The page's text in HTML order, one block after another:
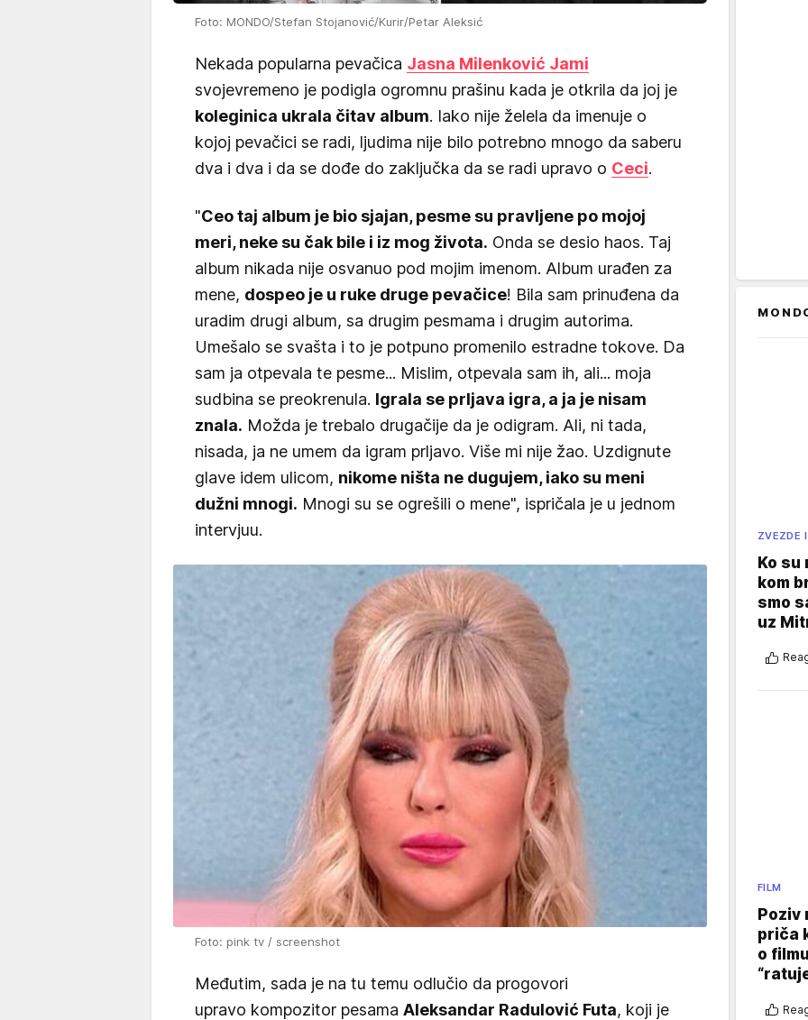
Foto: MONDO/Stefan Stojanović/Kurir/Petar Aleksić
Nekada popularna pevačica Jasna Milenković Jami
svojevremeno je podigla ogromnu prašinu kada je otkrila da joj je
koleginica ukrala čitav album. Iako nije želela da imenuje o
kojoj pevačici se radi, ljudima nije bilo potrebno mnogo da saberu
dva i dva i da se dođe do zaključka da se radi upravo o Ceci.
"Ceo taj album je bio sjajan, pesme su pravljene po mojoj
meri, neke su čak bile i iz mog života. Onda se desio haos. Taj
album nikada nije osvanuo pod mojim imenom. Album urađen za
mene, dospeo je u ruke druge pevačice! Bila sam prinuđena da
uradim drugi album, sa drugim pesmama i drugim autorima.
Umešalo se svašta i to je potpuno promenilo estradne tokove. Da
sam ja otpevala te pesme... Mislim, otpevala sam ih, ali... moja
sudbina se preokrenula. Igrala se prljava igra, a ja je nisam
znala. Možda je trebalo drugačije da je odigram. Ali, ni tada,
nisada, ja ne umem da igram prljavo. Više mi nije žao. Uzdignute
glave idem ulicom, nikome ništa ne dugujem, iako su meni
dužni mnogi. Mnogi su se ogrešili o mene", ispričala je u jednom
intervjuu.
Foto: pink tv / screenshot
Međutim, sada je na tu temu odlučio da progovori
upravo kompozitor pesama Aleksandar Radulović Futa, koji je
ZVEZDE
Ko su
kom
smo
uz
FILM
Poziv
priča
o